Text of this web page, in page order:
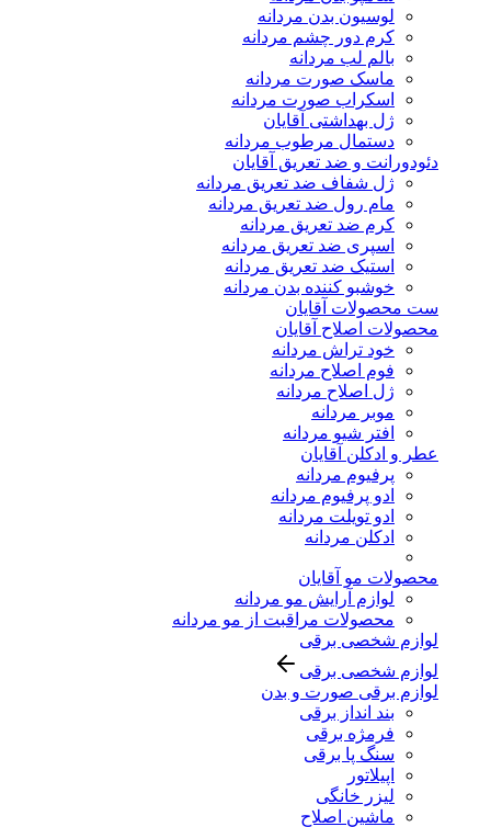
لوسیون بدن مردانه
کرم دور چشم مردانه
بالم لب مردانه
ماسک صورت مردانه
اسکراب صورت مردانه
ژل بهداشتی آقایان
دستمال مرطوب مردانه
دئودورانت و ضد تعریق آقایان
ژل شفاف ضد تعریق مردانه
مام رول ضد تعریق مردانه
کرم ضد تعریق مردانه
اسپری ضد تعریق مردانه
استیک ضد تعریق مردانه
خوشبو کننده بدن مردانه
ست محصولات آقایان
محصولات اصلاح آقایان
خود تراش مردانه
فوم اصلاح مردانه
ژل اصلاح مردانه
موبر مردانه
افتر شیو مردانه
عطر و ادکلن آقایان
پرفیوم مردانه
ادو پرفیوم مردانه
ادو تویلت مردانه
ادکلن مردانه
محصولات مو آقایان
لوازم آرایش مو مردانه
محصولات مراقبت از مو مردانه
لوازم شخصی برقی
لوازم شخصی برقی
لوازم برقی صورت و بدن
بند انداز برقی
فرمژه برقی
سنگ پا برقی
اپیلاتور
لیزر خانگی
ماشین اصلاح